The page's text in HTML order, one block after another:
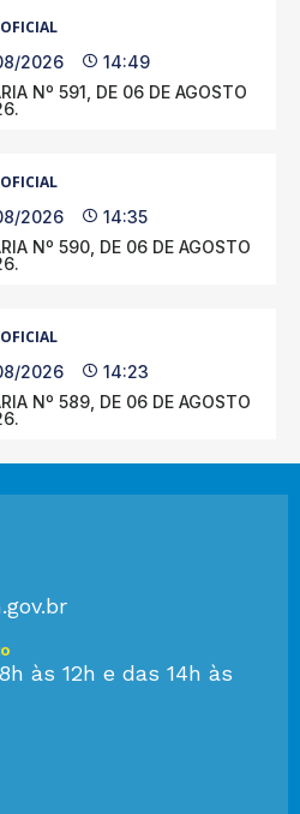
2026
14:49
Nº 591, DE 06 DE AGOSTO
2026
14:35
Nº 590, DE 06 DE AGOSTO
2026
14:23
Nº 589, DE 06 DE AGOSTO
às 12h e das 14h às